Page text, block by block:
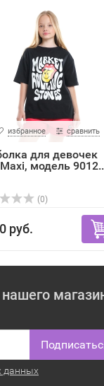
избранное сравнить
для девочек
модель
(0)
руб.
данных